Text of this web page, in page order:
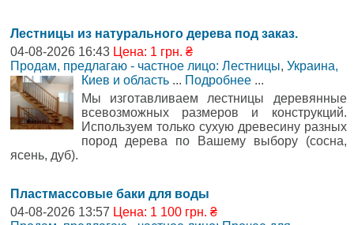
Лестницы из натурального дерева под заказ.
04-08-2026 16:43 Цена: 1 грн. ₴
Продам, предлагаю - частное лицо: Лестницы, Украина,
Киев и область ... Подробнее ...
Мы изготавливаем лестницы деревянные
всевозможных размеров и конструкций.
Используем только сухую древесину разных
пород дерева по Вашему выбору (сосна,
ясень, дуб).
Пластмассовые баки для воды
04-08-2026 13:57 Цена: 1 100 грн. ₴